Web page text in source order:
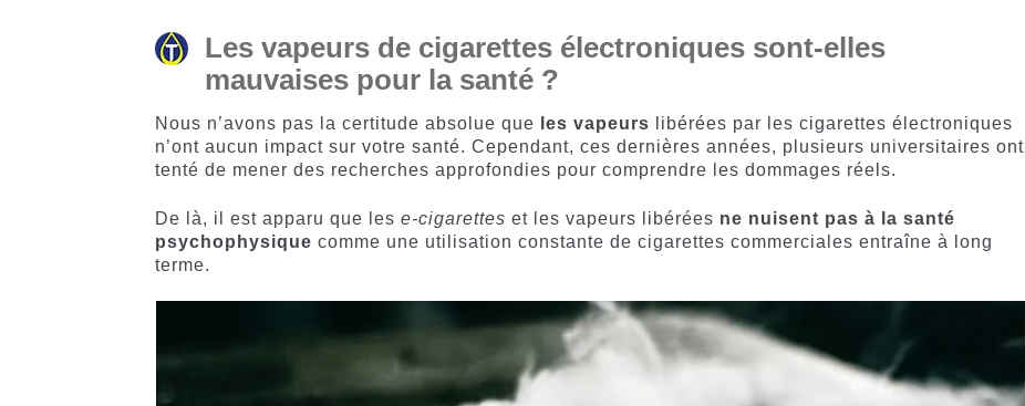
Les vapeurs de cigarettes électroniques sont-elles
mauvaises pour la santé ?
Nous n’avons pas la certitude absolue que les vapeurs libérées par les cigarettes électroniques
n’ont aucun impact sur votre santé. Cependant, ces dernières années, plusieurs universitaires ont
tenté de mener des recherches approfondies pour comprendre les dommages réels.
De là, il est apparu que lese-cigarettes et les vapeurs libérées ne nuisent pas à la santé
psychophysiquecomme une utilisation constante de cigarettes commerciales entraîne à long
terme.